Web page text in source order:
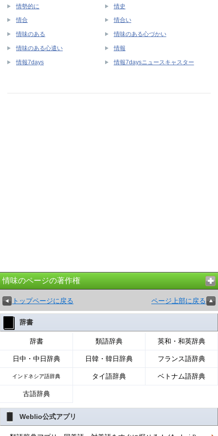
情勢的に 情史
情合 情合い
情味のある 情味のある心づかい
情味のある心遣い 情報
情報7days 情報7daysニュースキャスター
情味のページの著作権
トップページに戻る ページ上部に戻る
辞書
辞書 類語辞典 英和・和英辞典
日中・中日辞典 日韓・韓日辞典 フランス語辞典
インドネシア語辞典 タイ語辞典 ベトナム語辞典
古語辞典
Weblio公式アプリ